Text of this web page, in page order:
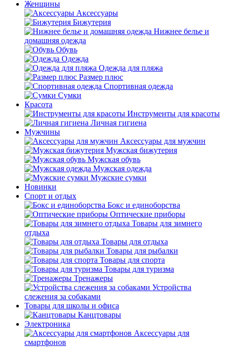
Женщины
Аксессуары
Бижутерия
Нижнее белье и
домашняя одежда
Обувь
Одежда
Одежда для пляжа
Размер плюс
Спортивная одежда
Сумки
Красота
Инструменты для красоты
Личная гигиена
Мужчины
Аксессуары для мужчин
Мужская бижутерия
Мужская обувь
Мужская одежда
Мужские сумки
Новинки
Спорт и отдых
Бокс и единоборства
Оптические приборы
Товары для зимнего
отдыха
Товары для отдыха
Товары для рыбалки
Товары для спорта
Товары для туризма
Тренажеры
Устройства
слежения за собаками
Товары для школы и офиса
Канцтовары
Электроника
Аксессуары для
смартфонов